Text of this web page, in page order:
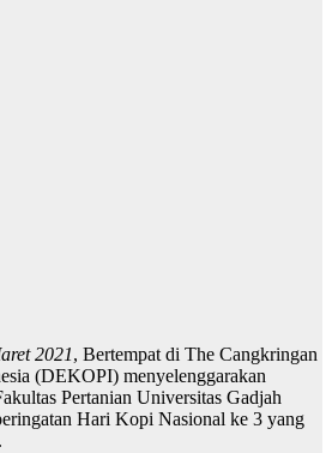
2021, Bertempat di The Cangkringan
(DEKOPI) menyelenggarakan
Pertanian Universitas Gadjah
Hari Kopi Nasional ke 3 yang